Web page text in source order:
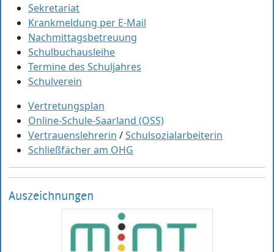
Sekretariat
Krankmeldung per E-Mail
Nachmittagsbetreuung
Schulbuchausleihe
Termine des Schuljahres
Schulverein
Vertretungsplan
Online-Schule-Saarland (OSS)
Vertrauenslehrerin /Schulsozialarbeiterin
Schließfächer am OHG
Auszeichnungen